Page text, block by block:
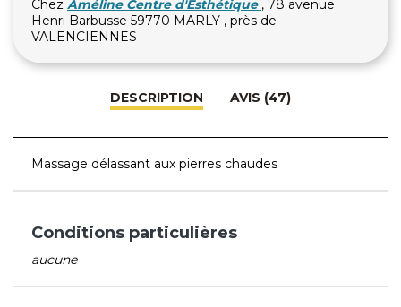
Chez Améline Centre d'Esthétique , 78 avenue
Henri Barbusse 59770 MARLY , près de
VALENCIENNES
DESCRIPTION AVIS (47)
Massage délassant aux pierres chaudes
Conditions particulières
aucune